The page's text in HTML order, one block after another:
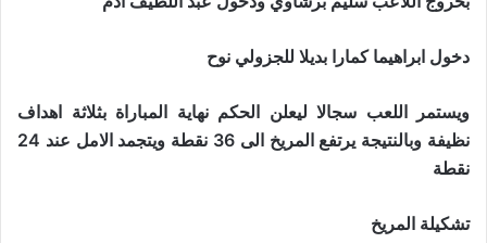
دخول ابراهيما كمارا بديلا للجزولي نوح
ويستمر اللعب سجالا ليعلن الحكم نهاية المباراة بثلاثة اهداف
نظيفة وبالنتيجة يرتفع المريخ الى 36 نقطة ويتجمد الامل عند 24
نقطة
تشكيلة المريخ